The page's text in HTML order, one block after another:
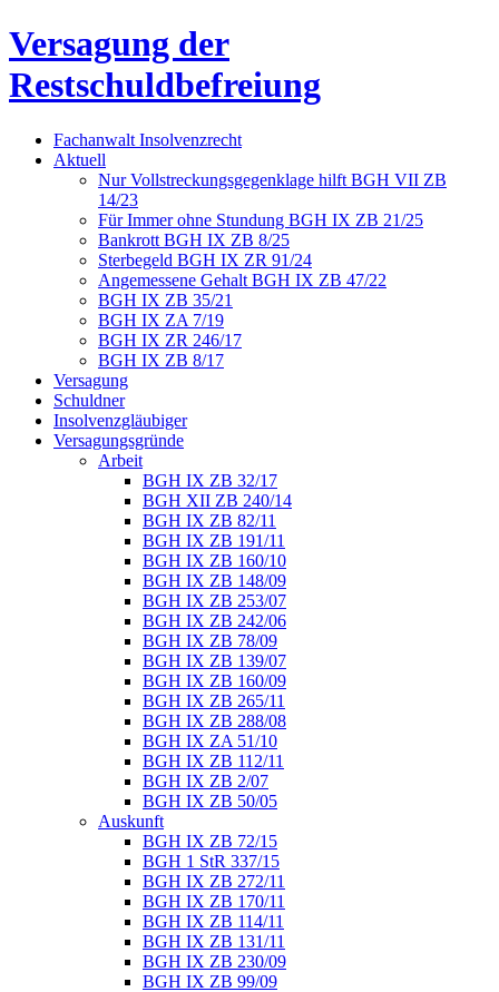
Versagung der
Restschuldbefreiung
Fachanwalt Insolvenzrecht
Aktuell
Nur Vollstreckungsgegenklage hilft BGH VII ZB
14/23
Für Immer ohne Stundung BGH IX ZB 21/25
Bankrott BGH IX ZB 8/25
Sterbegeld BGH IX ZR 91/24
Angemessene Gehalt BGH IX ZB 47/22
BGH IX ZB 35/21
BGH IX ZA 7/19
BGH IX ZR 246/17
BGH IX ZB 8/17
Versagung
Schuldner
Insolvenzgläubiger
Versagungsgründe
Arbeit
BGH IX ZB 32/17
BGH XII ZB 240/14
BGH IX ZB 82/11
BGH IX ZB 191/11
BGH IX ZB 160/10
BGH IX ZB 148/09
BGH IX ZB 253/07
BGH IX ZB 242/06
BGH IX ZB 78/09
BGH IX ZB 139/07
BGH IX ZB 160/09
BGH IX ZB 265/11
BGH IX ZB 288/08
BGH IX ZA 51/10
BGH IX ZB 112/11
BGH IX ZB 2/07
BGH IX ZB 50/05
Auskunft
BGH IX ZB 72/15
BGH 1 StR 337/15
BGH IX ZB 272/11
BGH IX ZB 170/11
BGH IX ZB 114/11
BGH IX ZB 131/11
BGH IX ZB 230/09
BGH IX ZB 99/09